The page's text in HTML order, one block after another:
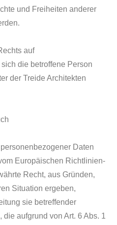
und Freiheiten anderer
auf
die betroffene Person
der Treide Architekten
Daten
Europäischen Richtlinien-
Recht, aus Gründen,
Situation ergeben,
sie betreffender
aufgrund von Art. 6 Abs. 1